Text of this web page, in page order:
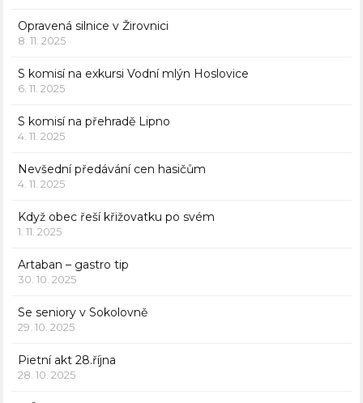
Opravená silnice v Žirovnici
8. 11. 2025
S komisí na exkursi Vodní mlýn Hoslovice
6. 11. 2025
S komisí na přehradě Lipno
4. 11. 2025
Nevšední předávání cen hasičům
4. 11. 2025
Když obec řeší křižovatku po svém
1. 11. 2025
Artaban – gastro tip
30. 10. 2025
Se seniory v Sokolovně
29. 10. 2025
Pietní akt 28.října
28. 10. 2025